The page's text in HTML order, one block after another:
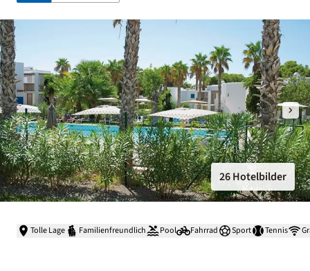
26 Hotelbilder
Tolle Lage Familienfreundlich Pool Fahrrad Sport Tennis